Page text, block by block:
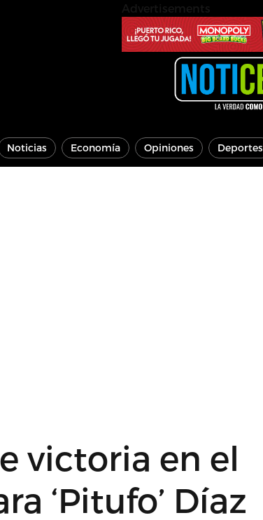
Noticias Economía Opiniones Deportes
victoria en el
‘Pitufo’ Díaz